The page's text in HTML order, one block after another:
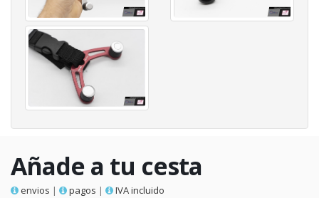
Añade a tu cesta
envios | pagos | IVA incluido